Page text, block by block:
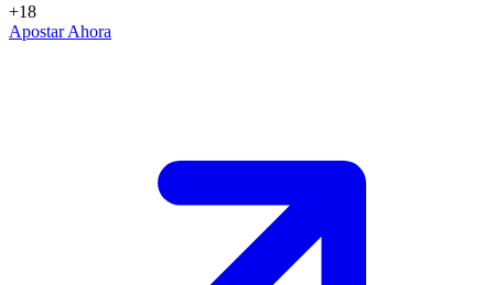
+18
Apostar Ahora